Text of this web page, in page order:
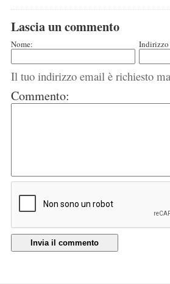
Lascia un commento
Nome:
Il tuo indirizzo email è richiesto ma
Commento:
Invia il commento